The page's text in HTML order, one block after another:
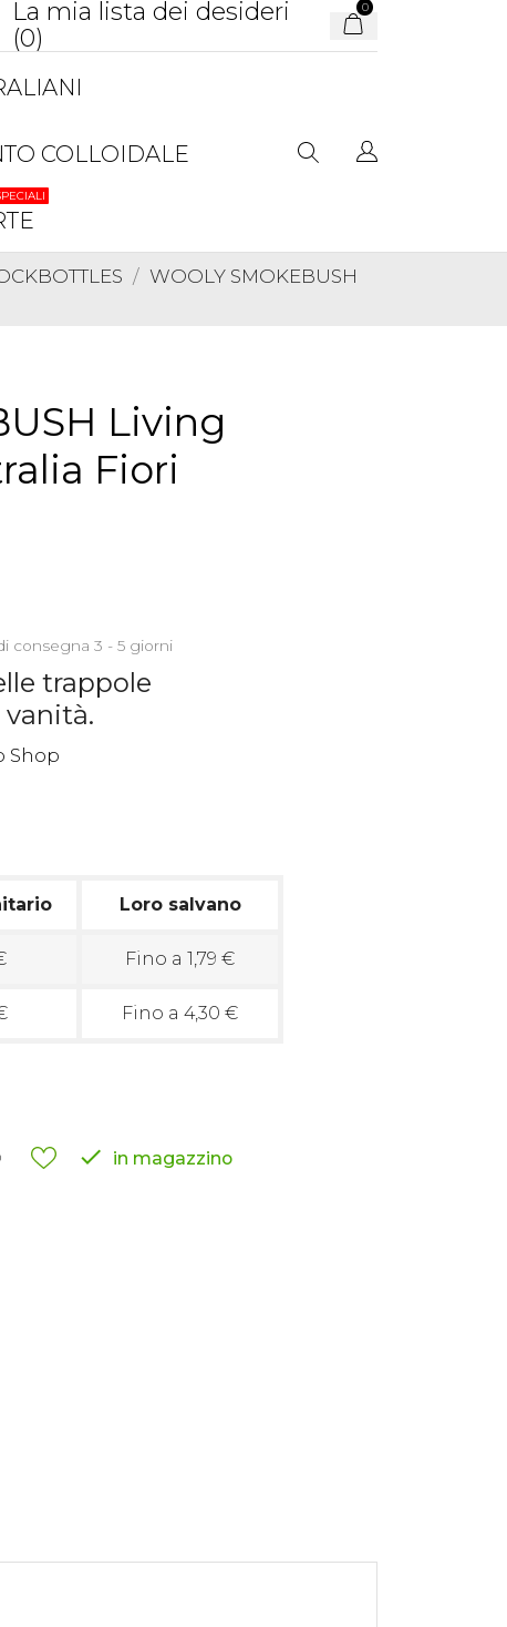
La mia lista dei desideri
(0)
0
COLLOIDALE
WOOLY SMOKEBUSH
Living
Fiori
consegna 3 - 5 giorni
trappole
vanità.
Loro salvano
Fino a 1,79 €
Fino a 4,30 €
 in magazzino